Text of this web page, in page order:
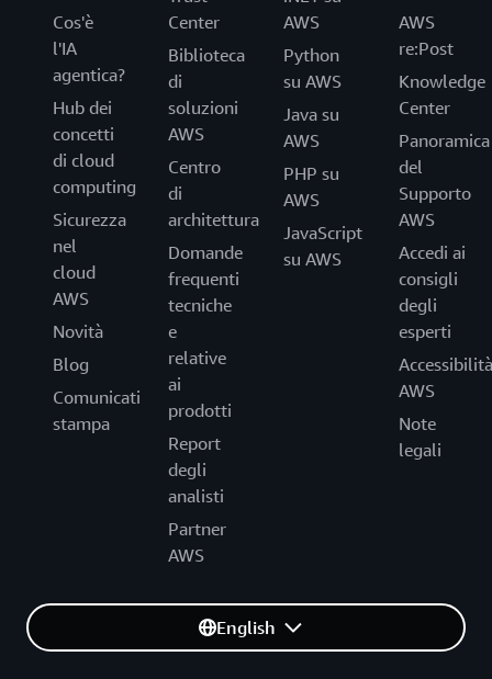
Cos'è
l'IA
agentica?
Hub dei
concetti
di cloud
computing
Sicurezza
nel
cloud
AWS
Novità
Blog
Comunicati
stampa
Center
Biblioteca
di
soluzioni
AWS
Centro
di
architettura
Domande
frequenti
tecniche
e
relative
ai
prodotti
Report
degli
analisti
Partner
AWS
AWS
Python
su AWS
Java su
AWS
PHP su
AWS
JavaScript
su AWS
AWS
re:Post
Knowledge
Center
Panoramica
del
Supporto
AWS
Accedi ai
consigli
degli
esperti
Accessibilità
AWS
Note
legali
English